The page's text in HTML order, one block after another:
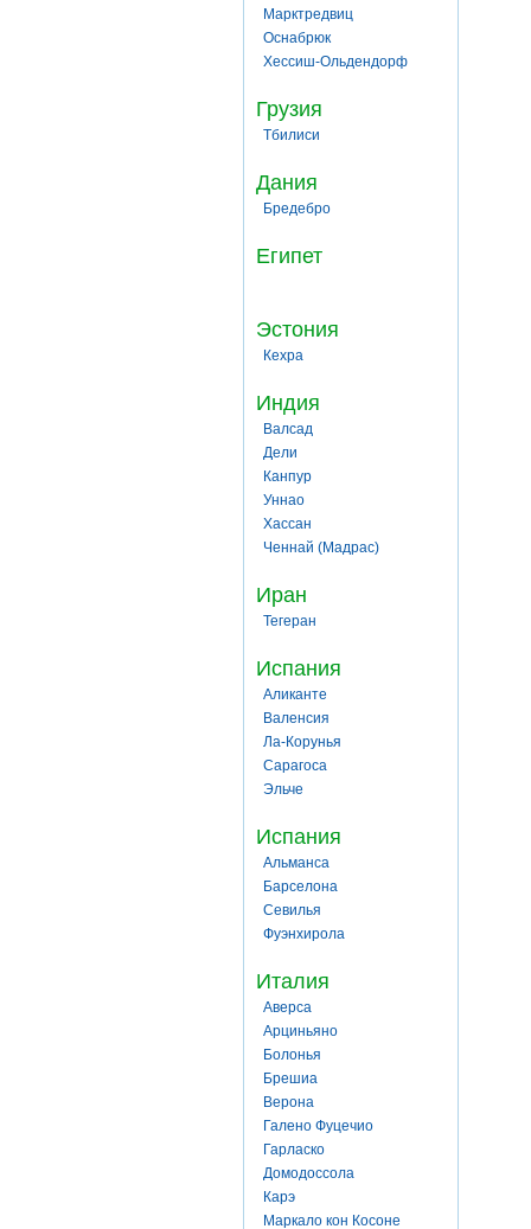
Марктредвиц
Оснабрюк
Хессиш-Ольдендорф
Грузия
Тбилиси
Дания
Бредебро
Египет
Эстония
Кехра
Индия
Валсад
Дели
Канпур
Уннао
Хассан
Ченнай (Мадрас)
Иран
Тегеран
Испания
Аликанте
Валенсия
Ла-Корунья
Сарагоса
Эльче
Испания
Альманса
Барселона
Севилья
Фуэнхирола
Италия
Аверса
Арциньяно
Болонья
Брешиа
Верона
Галено Фуцечио
Гарласко
Домодоссола
Карэ
Маркало кон Косоне